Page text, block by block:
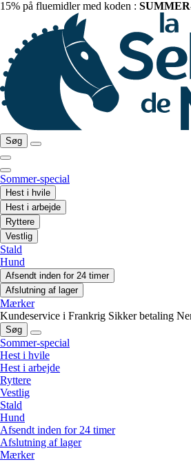
15% på fluemidler med koden :
Søg
Sommer-special
Hest i hvile
Hest i arbejde
Ryttere
Vestlig
Stald
Hund
Afsendt inden for 24 timer
Afslutning af lager
Mærker
Kundeservice i Frankrig Sikker betaling
Søg
Sommer-special
Hest i hvile
Hest i arbejde
Ryttere
Vestlig
Stald
Hund
Afsendt inden for 24 timer
Afslutning af lager
Mærker